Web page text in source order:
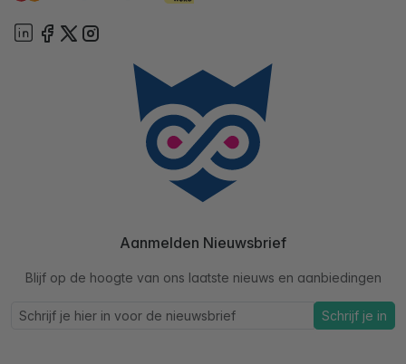
Aanmelden Nieuwsbrief
Blijf op de hoogte van ons laatste nieuws en aanbiedingen
Schrijf je in